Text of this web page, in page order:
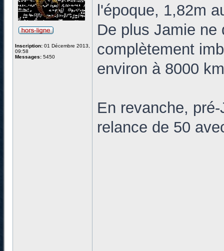
Inscription: 01 Décembre 2013,
09:58
Messages: 5450
l'époque, 1,82m
De plus Jamie ne
complètement
environ à 8000
En revanche,
relance de 50